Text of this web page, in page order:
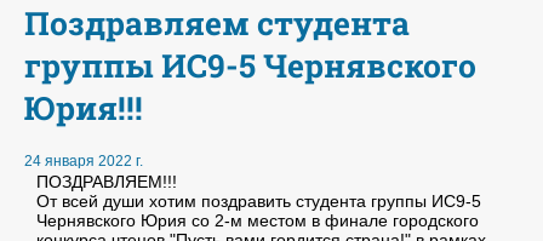
Поздравляем студента
группы ИС9-5 Чернявского
Юрия!!!
24 января 2022 г.
ПОЗДРАВЛЯЕМ!!!
От всей души хотим поздравить студента группы ИС9-5
Чернявского Юрия со 2-м местом в финале городского